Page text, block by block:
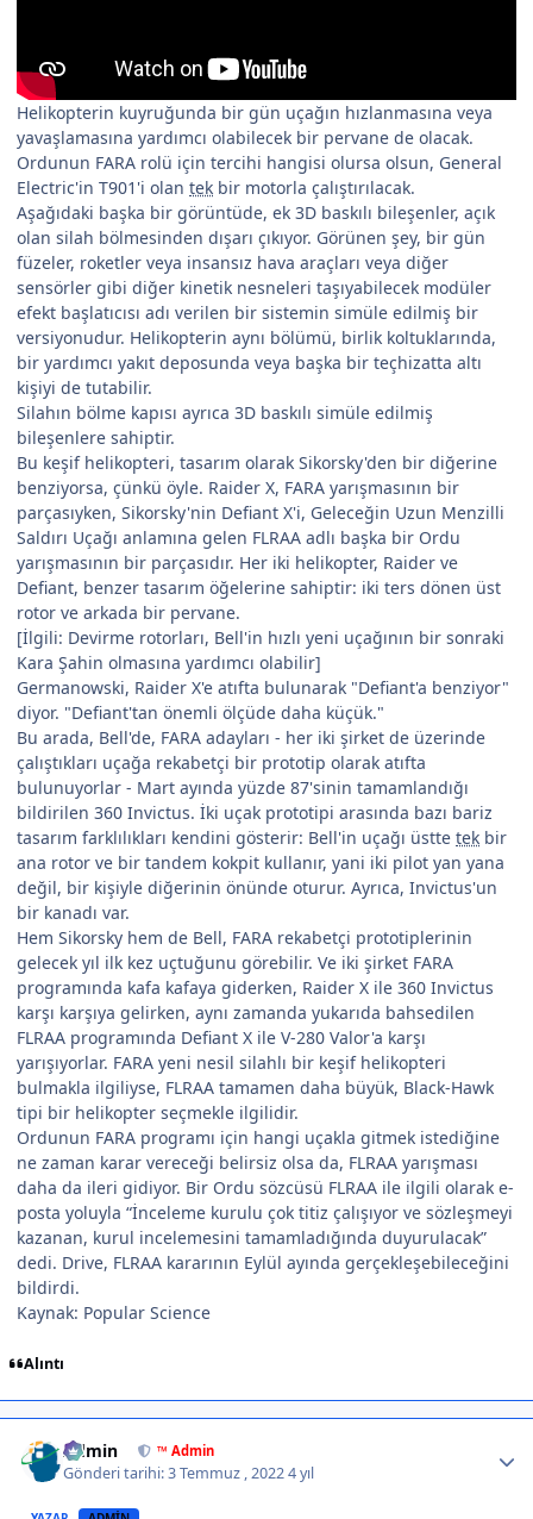
Helikopterin kuyruğunda bir gün uçağın hızlanmasına veya
yavaşlamasına yardımcı olabilecek bir pervane de olacak.
Ordunun FARA rolü için tercihi hangisi olursa olsun, General
Electric'in T901'i olan tek bir motorla çalıştırılacak.
Aşağıdaki başka bir görüntüde, ek 3D baskılı bileşenler, açık
olan silah bölmesinden dışarı çıkıyor. Görünen şey, bir gün
füzeler, roketler veya insansız hava araçları veya diğer
sensörler gibi diğer kinetik nesneleri taşıyabilecek modüler
efekt başlatıcısı adı verilen bir sistemin simüle edilmiş bir
versiyonudur. Helikopterin aynı bölümü, birlik koltuklarında,
bir yardımcı yakıt deposunda veya başka bir teçhizatta altı
kişiyi de tutabilir.
Silahın bölme kapısı ayrıca 3D baskılı simüle edilmiş
bileşenlere sahiptir.
Bu keşif helikopteri, tasarım olarak Sikorsky'den bir diğerine
benziyorsa, çünkü öyle. Raider X, FARA yarışmasının bir
parçasıyken, Sikorsky'nin Defiant X'i, Geleceğin Uzun Menzilli
Saldırı Uçağı anlamına gelen FLRAA adlı başka bir Ordu
yarışmasının bir parçasıdır. Her iki helikopter, Raider ve
Defiant, benzer tasarım öğelerine sahiptir: iki ters dönen üst
rotor ve arkada bir pervane.
[İlgili: Devirme rotorları, Bell'in hızlı yeni uçağının bir sonraki
Kara Şahin olmasına yardımcı olabilir]
Germanowski, Raider X'e atıfta bulunarak "Defiant'a benziyor"
diyor. "Defiant'tan önemli ölçüde daha küçük."
Bu arada, Bell'de, FARA adayları - her iki şirket de üzerinde
çalıştıkları uçağa rekabetçi bir prototip olarak atıfta
bulunuyorlar - Mart ayında yüzde 87'sinin tamamlandığı
bildirilen 360 Invictus. İki uçak prototipi arasında bazı bariz
tasarım farklılıkları kendini gösterir: Bell'in uçağı üstte tek bir
ana rotor ve bir tandem kokpit kullanır, yani iki pilot yan yana
değil, bir kişiyle diğerinin önünde oturur. Ayrıca, Invictus'un
bir kanadı var.
Hem Sikorsky hem de Bell, FARA rekabetçi prototiplerinin
gelecek yıl ilk kez uçtuğunu görebilir. Ve iki şirket FARA
programında kafa kafaya giderken, Raider X ile 360 Invictus
karşı karşıya gelirken, aynı zamanda yukarıda bahsedilen
FLRAA programında Defiant X ile V-280 Valor'a karşı
yarışıyorlar. FARA yeni nesil silahlı bir keşif helikopteri
bulmakla ilgiliyse, FLRAA tamamen daha büyük, Black-Hawk
tipi bir helikopter seçmekle ilgilidir.
Ordunun FARA programı için hangi uçakla gitmek istediğine
ne zaman karar vereceği belirsiz olsa da, FLRAA yarışması
daha da ileri gidiyor. Bir Ordu sözcüsü FLRAA ile ilgili olarak e-
posta yoluyla “İnceleme kurulu çok titiz çalışıyor ve sözleşmeyi
kazanan, kurul incelemesini tamamladığında duyurulacak”
dedi. Drive, FLRAA kararının Eylül ayında gerçekleşebileceğini
bildirdi.
Kaynak: Popular Science
Alıntı
Admin ™ Admin
Gönderi tarihi:3 Temmuz , 20224 yıl